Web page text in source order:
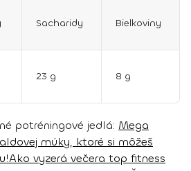
Sacharidy Bielkoviny
23 g 8 g
potréningové jedlá: Mega
múky, ktoré si môžeš
Ako vyzerá večera top fitness